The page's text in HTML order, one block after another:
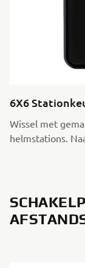
6X6
Wissel met
helmstations.